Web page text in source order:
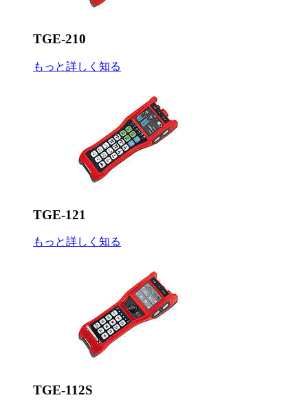
TGE-210
もっと詳しく知る
TGE-121
もっと詳しく知る
TGE-112S